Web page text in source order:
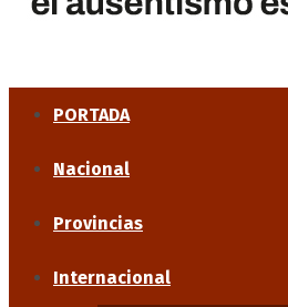
PORTADA
Nacional
Provincias
Internacional